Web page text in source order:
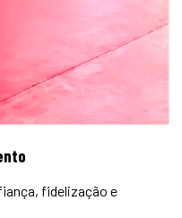
fidelização e